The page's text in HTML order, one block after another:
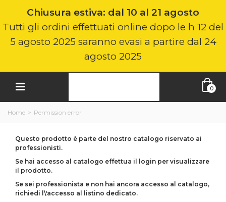
Chiusura estiva: dal 10 al 21 agosto
Tutti gli ordini effettuati online dopo le h 12 del
5 agosto 2025 saranno evasi a partire dal 24
agosto 2025
0
Home > Permission error
Questo prodotto è parte del nostro catalogo riservato ai
professionisti.
Se hai accesso al catalogo effettua il login per visualizzare
il prodotto.
Se sei professionista e non hai ancora accesso al catalogo,
richiedi l\'accesso al listino dedicato.